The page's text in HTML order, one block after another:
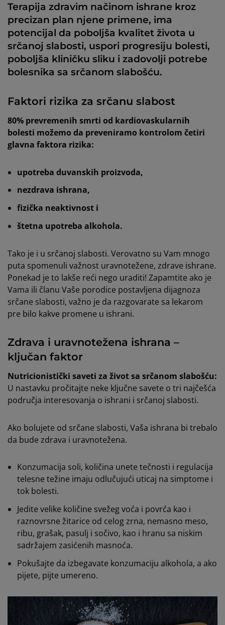
Terapija zdravim načinom ishrane kroz
precizan plan njene primene, ima
potencijal da poboljša kvalitet života u
srčanoj slabosti, uspori progresiju bolesti,
poboljša kliničku sliku i zadovolji potrebe
bolesnika sa srčanom slabošću.
Faktori rizika za srčanu slabost
80% prevremenih smrti od kardiovaskularnih
bolesti možemo da preveniramo kontrolom četiri
glavna faktora rizika:
upotreba duvanskih proizvoda,
nezdrava ishrana,
fizička neaktivnost i
štetna upotreba alkohola.
Tako je i u srčanoj slabosti. Verovatno su Vam mnogo
puta spomenuli važnost uravnotežene, zdrave ishrane.
Ponekad je to lakše reći nego uraditi! Zapamtite ako je
Vama ili članu Vaše porodice postavljena dijagnoza
srčane slabosti, važno je da razgovarate sa lekarom
pre bilo kakve promene u ishrani.
Zdrava i uravnotežena ishrana –
ključan faktor
Nutricionistički saveti za život sa srčanom slabošću:
U nastavku pročitajte neke ključne savete o tri najčešća
područja interesovanja o ishrani i srčanoj slabosti.
Ako bolujete od srčane slabosti, Vaša ishrana bi trebalo
da bude zdrava i uravnotežena.
Konzumacija soli, količina unete tečnosti i regulacija
telesne težine imaju odlučujući uticaj na simptome i
tok bolesti.
Jedite velike količine svežeg voća i povrća kao i
raznovrsne žitarice od celog zrna, nemasno meso,
ribu, grašak, pasulj i sočivo, kao i hranu sa niskim
sadržajem zasićenih masnoća.
Pokušajte da izbegavate konzumaciju alkohola, a ako
pijete, pijte umereno.